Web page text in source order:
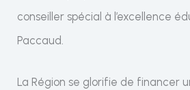
conseiller spécial à l’excellence
Paccaud.
La Région se glorifie de financer